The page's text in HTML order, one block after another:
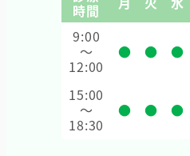
時間
9:00
～
12:00
● ● ●
15:00
～
18:30
● ● ●